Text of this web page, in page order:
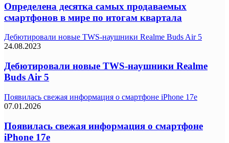
Определена десятка самых продаваемых
смартфонов в мире по итогам квартала
Дебютировали новые TWS-наушники Realme Buds Air 5
24.08.2023
Дебютировали новые TWS-наушники Realme
Buds Air 5
Появилась свежая информация о смартфоне iPhone 17e
07.01.2026
Появилась свежая информация о смартфоне
iPhone 17e